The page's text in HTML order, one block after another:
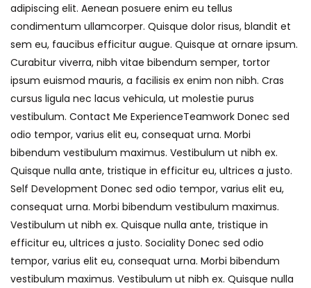
adipiscing elit. Aenean posuere enim eu tellus
condimentum ullamcorper. Quisque dolor risus, blandit et
sem eu, faucibus efficitur augue. Quisque at ornare ipsum.
Curabitur viverra, nibh vitae bibendum semper, tortor
ipsum euismod mauris, a facilisis ex enim non nibh. Cras
cursus ligula nec lacus vehicula, ut molestie purus
vestibulum. Contact Me ExperienceTeamwork Donec sed
odio tempor, varius elit eu, consequat urna. Morbi
bibendum vestibulum maximus. Vestibulum ut nibh ex.
Quisque nulla ante, tristique in efficitur eu, ultrices a justo.
Self Development Donec sed odio tempor, varius elit eu,
consequat urna. Morbi bibendum vestibulum maximus.
Vestibulum ut nibh ex. Quisque nulla ante, tristique in
efficitur eu, ultrices a justo. Sociality Donec sed odio
tempor, varius elit eu, consequat urna. Morbi bibendum
vestibulum maximus. Vestibulum ut nibh ex. Quisque nulla